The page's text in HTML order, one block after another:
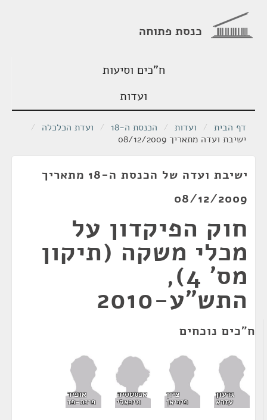
כנסת פתוחה
ח"כים וסיעות
ועדות
דף הבית / ועדות / הכנסת ה-18 / ועדת הכלכלה /
ישיבת ועדה מתאריך 08/12/2009
ישיבת ועדה של הכנסת ה-18 מתאריך
08/12/2009
חוק הפיקדון על
מכלי משקה (תיקון
מס' 4),
התש"ע-2010
ח"כים נוכחים
גדעון
עזרא
ציון
פיניאן
אנסטסיה
מיכאלי
אופיר
פינס-פז